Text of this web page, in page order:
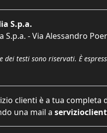
S.p.a.
- Via Alessandro
testi sono riservati. È
clienti è a tua completa
una mail a